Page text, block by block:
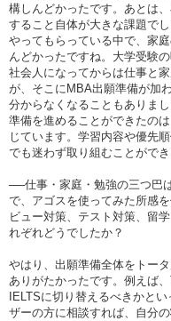
構しんどかったです。あとは
すること自体が大きな課題で
やってもらっている中で、家
んどかったですね。大学受験
社会人になってからは仕事と
が、そこにMBA出願準備が加
分からなくなることもありま
準備を進めることができたの
じています。学習内容や優先
でも迷わず取り組むことができ
──仕事・家庭・勉強の三つ巴
で、アゴスを使ってみた所感
ビュー対策、テスト対策、留
れぞれどうでしたか？
やはり、出願準備全体をトー
ありがたかったです。例えば
IELTSに切り替えるべきかと
ザーの方に相談すれば、自分